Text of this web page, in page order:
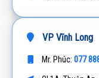
VP Vĩnh Long
Mr. Phúc: 077